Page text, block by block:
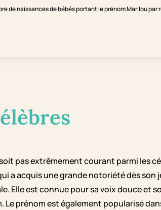
de naissances de bébés portant le prénom Marilou par
pas extrêmement courant parmi les
a acquis une grande notoriété dès
Elle est connue pour sa voix douce et
Le prénom est également popularisé